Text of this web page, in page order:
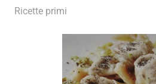
11 Febbraio 2010
admin
Ricette primi